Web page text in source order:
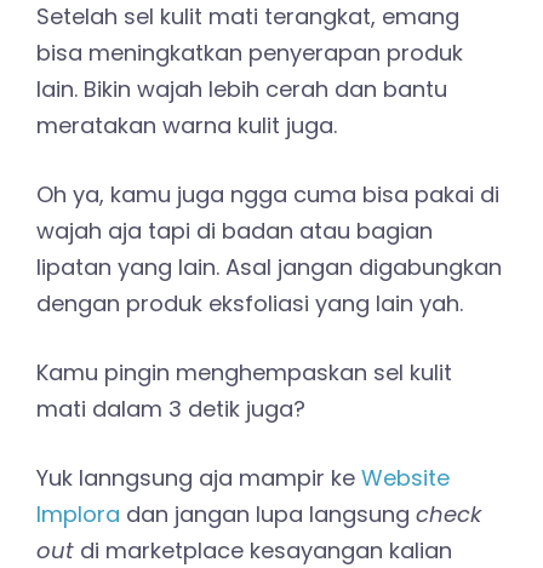
Setelah sel kulit mati terangkat, emang
bisa meningkatkan penyerapan produk
lain. Bikin wajah lebih cerah dan bantu
meratakan warna kulit juga.
Oh ya, kamu juga ngga cuma bisa pakai di
wajah aja tapi di badan atau bagian
lipatan yang lain. Asal jangan digabungkan
dengan produk eksfoliasi yang lain yah.
Kamu pingin menghempaskan sel kulit
mati dalam 3 detik juga?
Yuk lanngsung aja mampir ke Website
Implora dan jangan lupa langsung check
out di marketplace kesayangan kalian